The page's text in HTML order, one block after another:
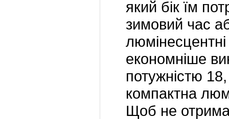
який бік їм
зимовий час
економніше
потужністю
компактна
Щоб не